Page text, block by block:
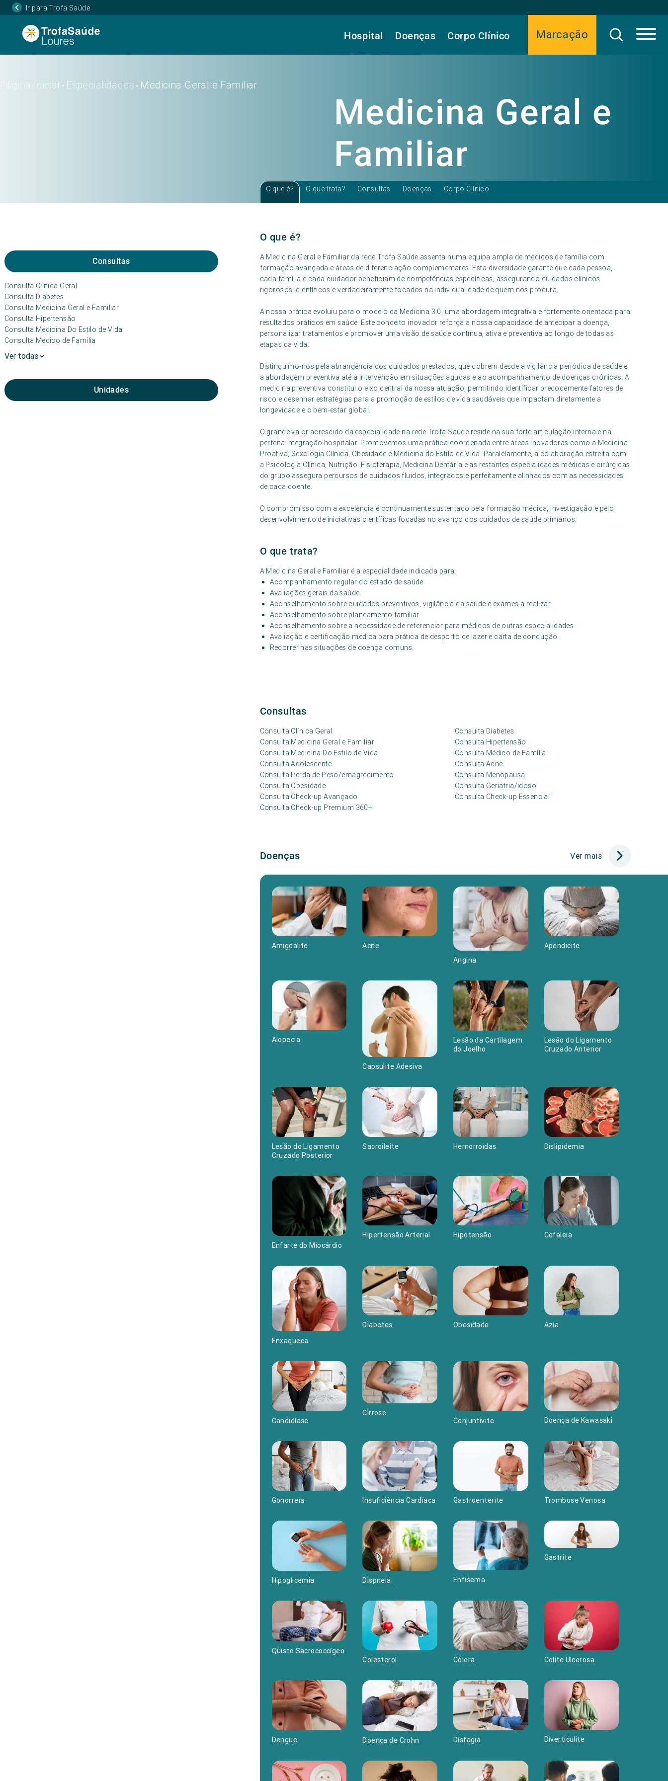
Ir para Trofa Saúde
Marcação
Hospital Doenças Corpo Clínico
Página Inicial • Especialidades • Medicina Geral e Familiar
Medicina Geral e
Familiar
Consultas
Consulta Clínica Geral
Consulta Diabetes
Consulta Medicina Geral e Familiar
Consulta Hipertensão
Consulta Medicina Do Estilo de Vida
Consulta Médico de Família
Ver todas
Unidades
O que é? O que trata? Consultas Doenças Corpo Clínico
O que é?
A Medicina Geral e Familiar da rede Trofa Saúde assenta numa equipa ampla de médicos de família com
formação avançada e áreas de diferenciação complementares. Esta diversidade garante que cada pessoa,
cada família e cada cuidador beneficiam de competências específicas, assegurando cuidados clínicos
rigorosos, científicos e verdadeiramente focados na individualidade de quem nos procura.
A nossa prática evoluiu para o modelo da Medicina 3.0, uma abordagem integrativa e fortemente orientada para
resultados práticos em saúde. Este conceito inovador reforça a nossa capacidade de antecipar a doença,
personalizar tratamentos e promover uma visão de saúde contínua, ativa e preventiva ao longo de todas as
etapas da vida.
Distinguimo-nos pela abrangência dos cuidados prestados, que cobrem desde a vigilância periódica de saúde e
a abordagem preventiva até à intervenção em situações agudas e ao acompanhamento de doenças crónicas. A
medicina preventiva constitui o eixo central da nossa atuação, permitindo identificar precocemente fatores de
risco e desenhar estratégias para a promoção de estilos de vida saudáveis que impactam diretamente a
longevidade e o bem-estar global.
O grande valor acrescido da especialidade na rede Trofa Saúde reside na sua forte articulação interna e na
perfeita integração hospitalar. Promovemos uma prática coordenada entre áreas inovadoras como a Medicina
Proativa, Sexologia Clínica, Obesidade e Medicina do Estilo de Vida. Paralelamente, a colaboração estreita com
a Psicologia Clínica, Nutrição, Fisioterapia, Medicina Dentária e as restantes especialidades médicas e cirúrgicas
do grupo assegura percursos de cuidados fluidos, integrados e perfeitamente alinhados com as necessidades
de cada doente.
O compromisso com a excelência é continuamente sustentado pela formação médica, investigação e pelo
desenvolvimento de iniciativas científicas focadas no avanço dos cuidados de saúde primários.
O que trata?
A Medicina Geral e Familiar é a especialidade indicada para:
Acompanhamento regular do estado de saúde
Avaliações gerais da saúde
Aconselhamento sobre cuidados preventivos, vigilância da saúde e exames a realizar
Aconselhamento sobre planeamento familiar
Aconselhamento sobre a necessidade de referenciar para médicos de outras especialidades
Avaliação e certificação médica para prática de desporto de lazer e carta de condução.
Recorrer nas situações de doença comuns.
Consultas
Consulta Clínica Geral
Consulta Diabetes
Consulta Medicina Geral e Familiar
Consulta Hipertensão
Consulta Medicina Do Estilo de Vida
Consulta Médico de Família
Consulta Adolescente
Consulta Acne
Consulta Perda de Peso/emagrecimento
Consulta Menopausa
Consulta Obesidade
Consulta Geriatria/idoso
Consulta Check-up Avançado
Consulta Check-up Essencial
Consulta Check-up Premium 360+
Doenças Ver mais
Amigdalite
Acne
Angina
Apendicite
Alopecia
Capsulite Adesiva
Lesão da Cartilagem
do Joelho
Lesão do Ligamento
Cruzado Anterior
Lesão do Ligamento
Cruzado Posterior
Sacroileíte Hemorroidas Dislipidemia
Enfarte do Miocárdio
Hipertensão Arterial Hipotensão Cefaleia
Enxaqueca
Diabetes Obesidade Azia
Candidíase
Cirrose
Conjuntivite
Doença de Kawasaki
Gonorreia Insuficiência Cardíaca Gastroenterite Trombose Venosa
Hipoglicemia Dispneia Enfisema
Gastrite
Quisto Sacrococcígeo
Colesterol
Cólera Colite Ulcerosa
Dengue Doença de Crohn Disfagia Diverticulite